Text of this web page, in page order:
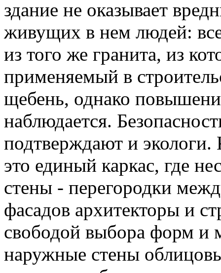
здание не оказывает
живущих в нем людей:
из того же гранита, из
применяемый в
щебень, однако
наблюдается.
подтверждают и
это единый каркас, где
стены - перегородки
фасадов архитекторы и
свободой выбора форм и
наружные стены